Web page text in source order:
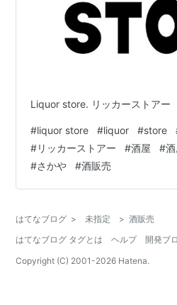
Liquor store. リッカーストアー
#liquor store #liquor #store
#リッカーストアー #酒屋 #
#さかや #酒販売
はてなブログ > 未指定 > 酒販売
はてなブログ タグとは
ヘルプ 開発ブ
Copyright (C) 2001-2026 Hatena.